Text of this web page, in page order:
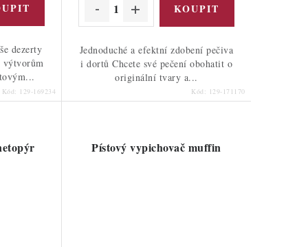
dezerty
výtvorům
Kód: 129-169234
Jednoduché a efektní zdobení pečiva
i dortů Chcete své pečení obohatit o
originální tvary a...
Kód: 129-171170
Pístový vypichovač muffin